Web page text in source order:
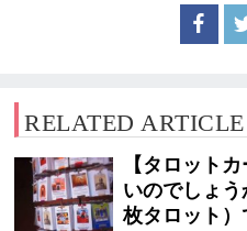
RELATED ARTICLE
【タロット
いのでしょ
枚タロット）